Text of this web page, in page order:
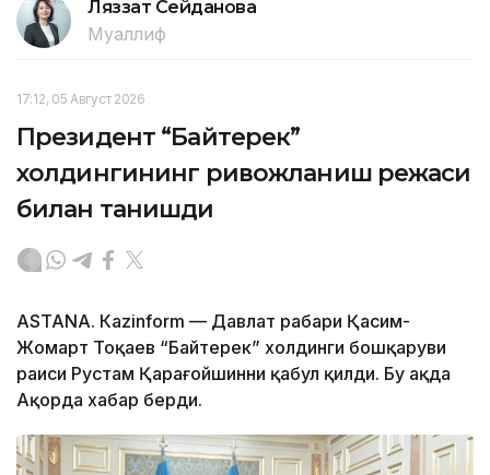
Ляззат Сейданова
Муаллиф
17:12, 05 Август 2026
Президент “Байтерек”
холдингининг ривожланиш режаси
билан танишди
ASTANА. Каzinform — Давлат раҳбари Қасим-
Жомарт Тоқаев “Байтерек” холдинги бошқаруви
раиси Рустам Қарағойшинни қабул қилди. Бу ҳақда
Ақорда хабар берди.